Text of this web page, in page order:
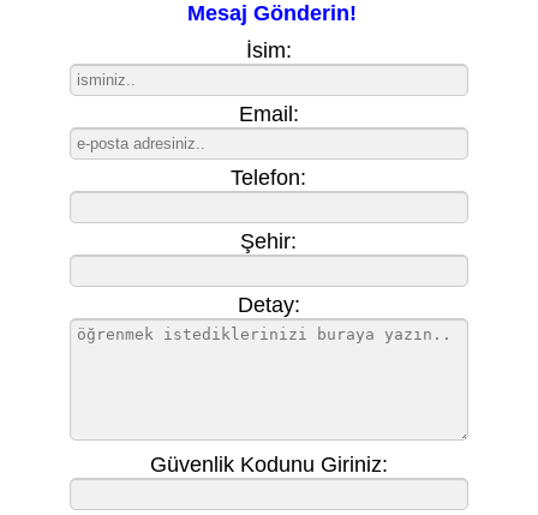
Mesaj Gönderin!
İsim:
Email:
Telefon:
Şehir:
Detay:
Güvenlik Kodunu Giriniz: